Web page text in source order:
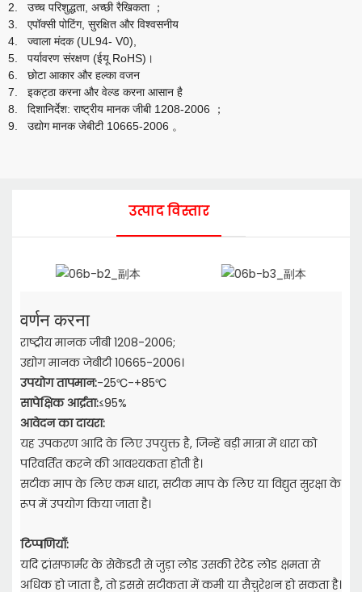
2.
उच्च परिशुद्धता, अच्छी रैखिकता ；
3.
एपॉक्सी पोटिंग, सुरक्षित और विश्वसनीय
4.
ज्वाला मंदक (UL94- V0),
5.
पर्यावरण संरक्षण (ईयू RoHS)।
6.
छोटा आकार और हल्का वजन
7.
इकट्ठा करना और वेल्ड करना आसान है
8.
दिशानिर्देश: राष्ट्रीय मानक जीबी 1208-2006
；
9.
उद्योग मानक जेबीटी 10665-2006 。
उत्पाद विस्तार
वर्णन करना
राष्ट्रीय मानक जीबी 1208-2006;
उद्योग मानक जेबीटी 10665-2006।
उपयोग तापमान:-25℃-+85℃
सापेक्षिक आर्द्रता:≤95%
आवेदन का दायरा:
यह उपकरण आदि के लिए उपयुक्त है, जिन्हें बड़ी मात्रा में धारा को
परिवर्तित करने की आवश्यकता होती है।
सटीक माप के लिए कम धारा, सटीक माप के लिए या विद्युत सुरक्षा के
रूप में उपयोग किया जाता है।
टिप्पणियाँ:
यदि ट्रांसफार्मर के सेकेंडरी से जुड़ा लोड उसकी रेटेड लोड क्षमता से
अधिक हो जाता है,तो इससे सटीकता में कमी या सैचुरेशन हो सकता है।